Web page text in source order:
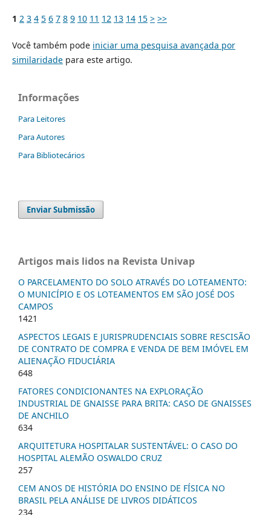
1 2 3 4 5 6 7 8 9 10 11 12 13 14 15 > >>
Você também pode iniciar uma pesquisa avançada por
similaridadepara este artigo.
Informações
Para Leitores
Para Autores
Para Bibliotecários
Enviar Submissão
Artigos mais lidos na Revista Univap
O PARCELAMENTO DO SOLO ATRAVÉS DO LOTEAMENTO:
O MUNICÍPIO E OS LOTEAMENTOS EM SÃO JOSÉ DOS
CAMPOS
1421
ASPECTOS LEGAIS E JURISPRUDENCIAIS SOBRE RESCISÃO
DE CONTRATO DE COMPRA E VENDA DE BEM IMÓVEL EM
ALIENAÇÃO FIDUCIÁRIA
648
FATORES CONDICIONANTES NA EXPLORAÇÃO
INDUSTRIAL DE GNAISSE PARA BRITA: CASO DE GNAISSES
DE ANCHILO
634
ARQUITETURA HOSPITALAR SUSTENTÁVEL: O CASO DO
HOSPITAL ALEMÃO OSWALDO CRUZ
257
CEM ANOS DE HISTÓRIA DO ENSINO DE FÍSICA NO
BRASIL PELA ANÁLISE DE LIVROS DIDÁTICOS
234